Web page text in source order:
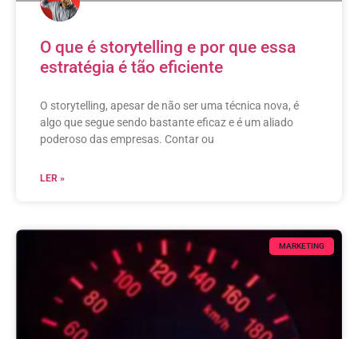
O que é storytelling e por que essa
estratégia é tão eficiente
O storytelling, apesar de não ser uma técnica nova, é
algo que segue sendo bastante eficaz e é um aliado
poderoso das empresas. Contar ou
LER »
MARKETING